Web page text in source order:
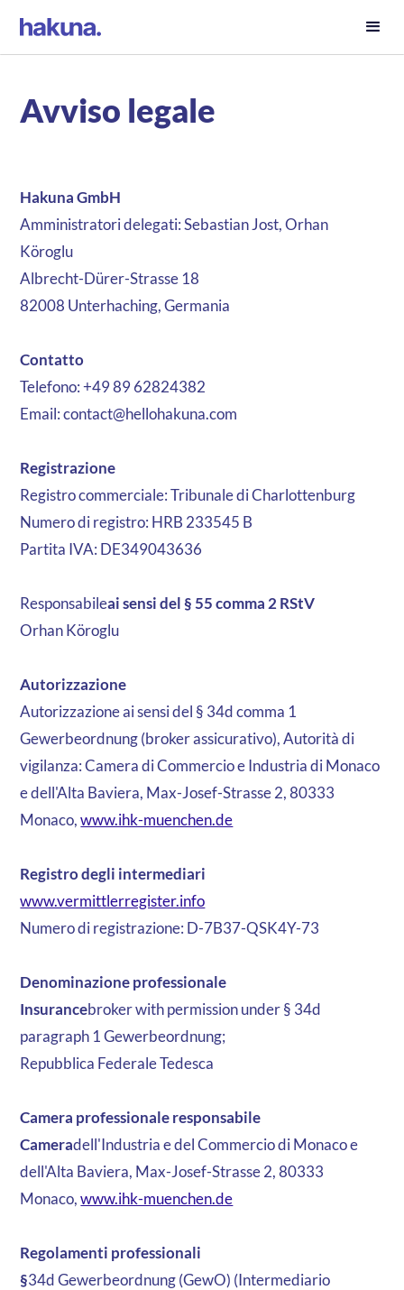
Avviso legale
Hakuna GmbH
Amministratori delegati: Sebastian Jost, Orhan
Köroglu
Albrecht-Dürer-Strasse 18
82008 Unterhaching, Germania
Contatto
Telefono: +49 89 62824382
Email: contact@hellohakuna.com
Registrazione
Registro commerciale: Tribunale di Charlottenburg
Numero di registro: HRB 233545 B
Partita IVA: DE349043636
‍Responsabileai sensi del § 55 comma 2 RStV
Orhan Köroglu
Autorizzazione
Autorizzazione ai sensi del § 34d comma 1
Gewerbeordnung (broker assicurativo), Autorità di
vigilanza: Camera di Commercio e Industria di Monaco
e dell'Alta Baviera, Max-Josef-Strasse 2, 80333
Monaco,www.ihk-muenchen.de
Registro degli intermediari
‍‍www.vermittlerregister.info
Numero di registrazione: D-7B37-QSK4Y-73
Denominazione professionale
‍Insurancebroker with permission under § 34d
paragraph 1 Gewerbeordnung;
Repubblica Federale Tedesca
Camera professionale responsabile
‍Cameradell'Industria e del Commercio di Monaco e
dell'Alta Baviera, Max-Josef-Strasse 2, 80333
Monaco,www.ihk-muenchen.de
Regolamenti professionali
‍§34d Gewerbeordnung (GewO) (Intermediario